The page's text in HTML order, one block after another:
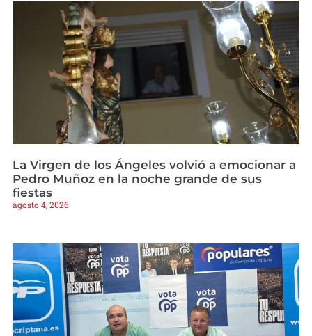
La Virgen de los Ángeles volvió a emocionar a
Pedro Muñoz en la noche grande de sus
fiestas
agosto 4, 2026